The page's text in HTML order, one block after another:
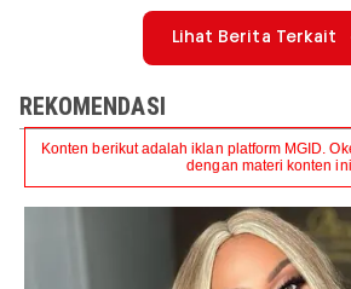
Lihat Berita Terkait